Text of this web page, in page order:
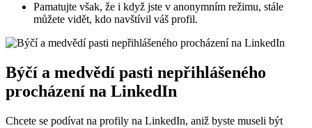
Pamatujte však, že i když jste v anonymním režimu, stále
můžete vidět, kdo navštívil váš profil.
Býčí a medvědí pasti nepřihlášeného
procházení na LinkedIn
Chcete se podívat na profily na LinkedIn, aniž byste museli být